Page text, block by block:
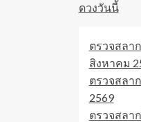
ดวงวันนี้
ตรวจสลา
สิงหาคม
ตรวจสลา
2569
ตรวจสลา